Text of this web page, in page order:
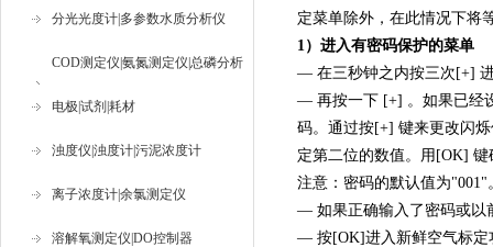
分光光度计|多参数水质分析仪
COD测定仪|氨氮测定仪|总磷分析
仪
电极|试剂|耗材
浊度仪|浊度计|污泥浓度计
离子浓度计|余氯测定仪
溶解氧测定仪|DO控制器
定菜单除外，在此情况下将
1）进入有密码保护的菜单
— 在三秒钟之内按三次[+]
— 再按一下 [+] 。如果已经
码。通过按[+] 键来更改闪
定第二位的数值。用[OK]
注意：密码的默认值为"001"
— 如果正确输入了密码或以
— 按[OK]进入新鲜空气标定